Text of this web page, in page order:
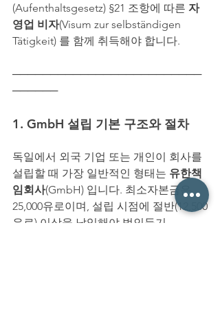
(Aufenthaltsgesetz) §21 조항에 따른 자
영업 비자(Visum zur selbständigen
Tätigkeit) 를 함께 취득해야 합니다.
─────────────────────────
──────
1. GmbH 설립 기본 구조와 절차
독일에서 외국 기업 또는 개인이 회사를
설립할 때 가장 일반적인 형태는 유한책
임회사(GmbH) 입니다. 최소자본금은
25,000유로이며, 설립 시점에 절반(12,500
유로) 이상을 납입해야 법인등기